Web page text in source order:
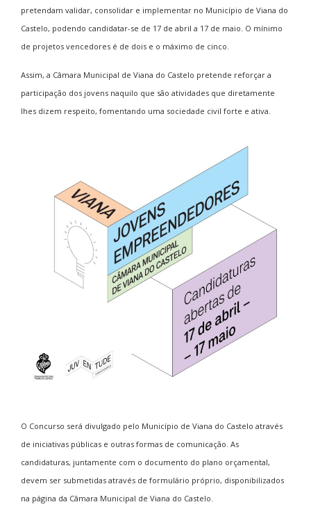
pretendam validar, consolidar e implementar no Município de Viana do
Castelo, podendo candidatar-se de 17 de abril a 17 de maio. O mínimo
de projetos vencedores é de dois e o máximo de cinco.
Assim, a Câmara Municipal de Viana do Castelo pretende reforçar a
participação dos jovens naquilo que são atividades que diretamente
lhes dizem respeito, fomentando uma sociedade civil forte e ativa.
O Concurso será divulgado pelo Município de Viana do Castelo através
de iniciativas públicas e outras formas de comunicação. As
candidaturas, juntamente com o documento do plano orçamental,
devem ser submetidas através de formulário próprio, disponibilizados
na página da Câmara Municipal de Viana do Castelo.